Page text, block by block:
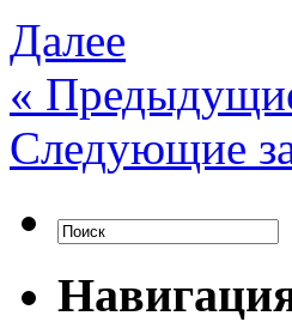
Далее
«
Следующие